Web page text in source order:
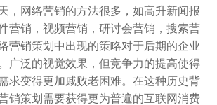
，网络营销的方法很多，如高升新闻报
营销，视频营销，研讨会营销，搜索营
营销策划中出现的策略对于后期的企业
广泛的视觉效果，但竞争力的提高使得
求变得更加戚败老困难。在这种历史背
销策划需要获得更为普遍的互联网消费